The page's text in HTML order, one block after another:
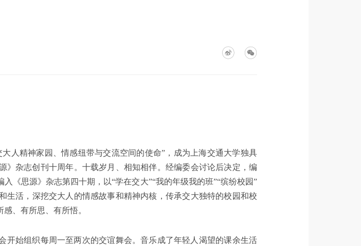
人精神家园、情感纽带与交流空间的使命”，成为上海交通大学独具
》杂志创刊十周年。十载岁月、相知相伴。经编委会讨论后决定，编
《思源》杂志第四十期，以“学在交大”“我的年级我的班”“缤纷校园”
生活，深挖交大人的情感故事和精神内核，传承交大独特的校园和校
、有所思、有所悟。
开始组织每周一至两次的交谊舞会。音乐成了年轻人渴望的课余生活